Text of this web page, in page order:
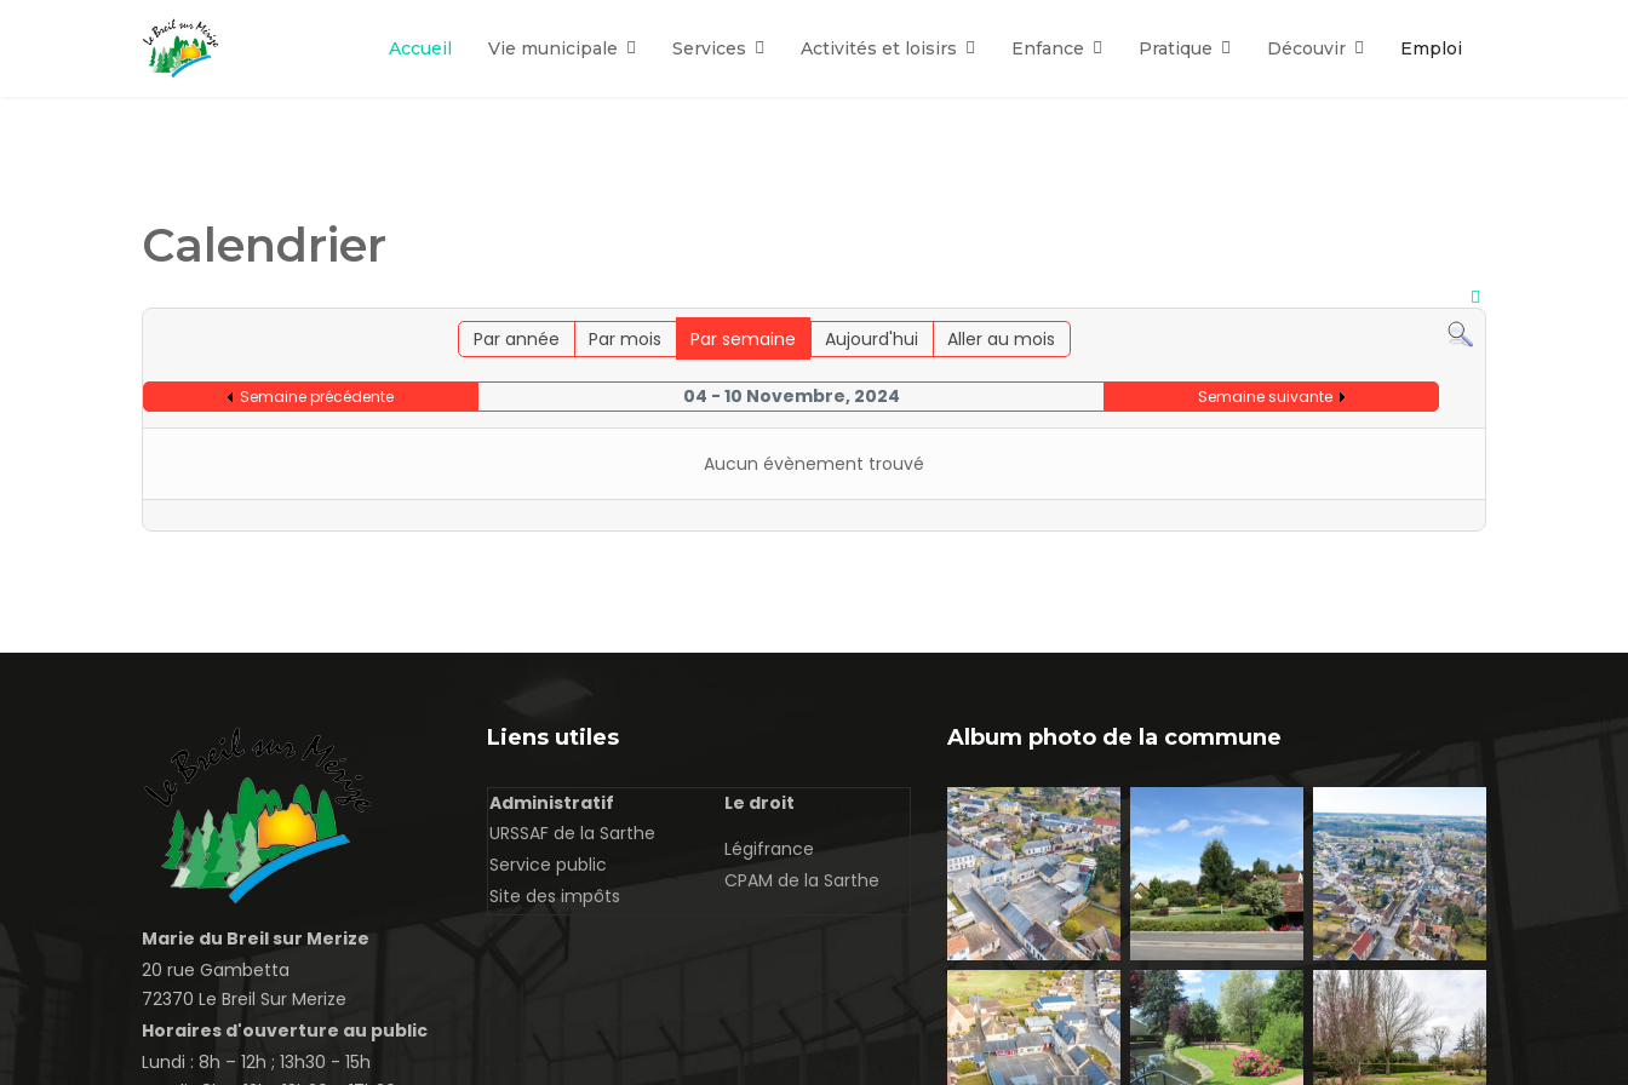
Accueil Vie municipale Services Activités et loisirs Enfance Pratique Découvir Emploi
Calendrier
Par année Par mois Par semaine Aujourd'hui Aller au mois
Semaine précédente 04 - 10 Novembre, 2024 Semaine suivante
Aucun évènement trouvé
Marie du Breil sur Merize
20 rue Gambetta
72370 Le Breil Sur Merize
Horaires d'ouverture au public
Lundi : 8h – 12h ; 13h30 - 15h
Liens utiles
Administratif
Le droit
URSSAF de la Sarthe
Service public
Site des impôts
Légifrance
CPAM de la Sarthe
Album photo de la commune